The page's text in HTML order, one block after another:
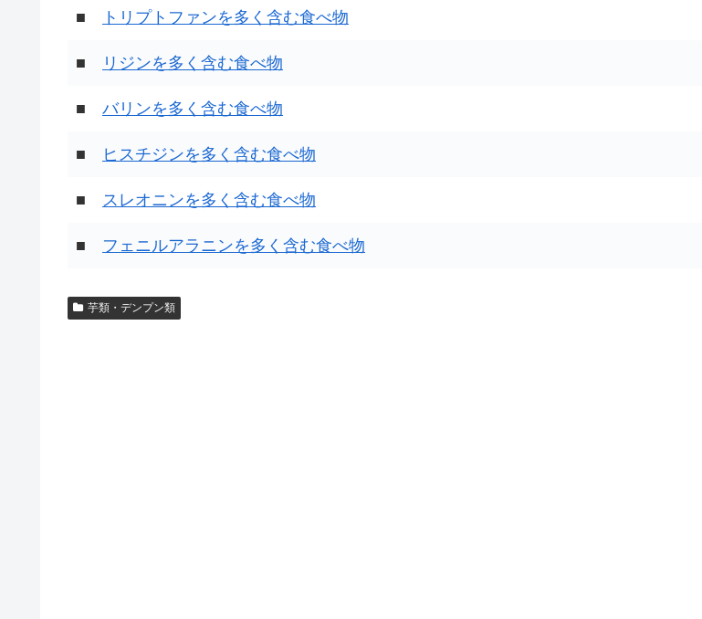
■ トリプトファンを多く含む食べ物
■ リジンを多く含む食べ物
■ バリンを多く含む食べ物
■ ヒスチジンを多く含む食べ物
■ スレオニンを多く含む食べ物
■ フェニルアラニンを多く含む食べ物
芋類・デンプン類